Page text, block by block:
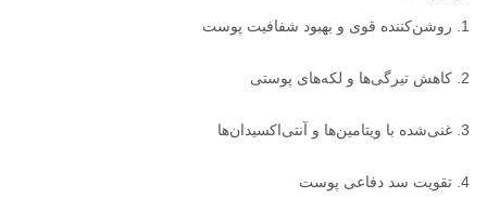
روشن‌کننده قوی و بهبود شفافیت پوست
کاهش تیرگی‌ها و لکه‌های پوستی
غنی‌شده با ویتامین‌ها و آنتی‌اکسیدان‌ها
تقویت سد دفاعی پوست